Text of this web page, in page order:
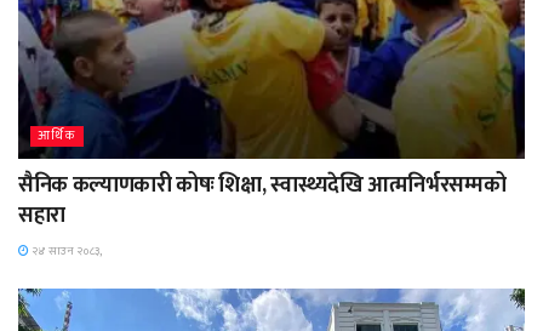
आर्थिक
सैनिक कल्याणकारी कोषः शिक्षा, स्वास्थ्यदेखि आत्मनिर्भरसम्मको
सहारा
२४ साउन २०८३,